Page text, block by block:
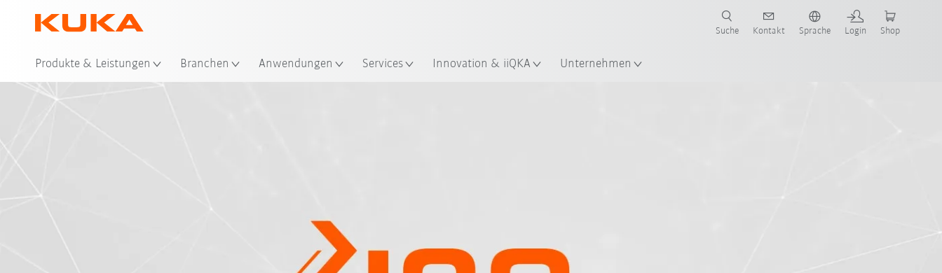
Produkte & Leistungen Branchen Anwendungen Services Innovation & iiQKA Unternehmen
Suche Kontakt Sprache Login Shop
KUKA Events KUKA Geschichte